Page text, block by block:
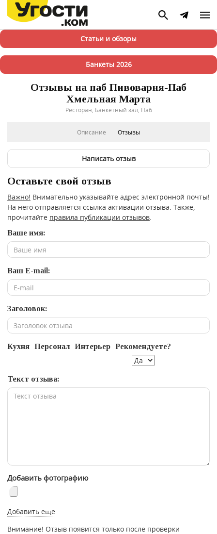
Статьи и обзоры
Банкеты 2026
Отзывы на паб Пивоварня-Паб
Хмельная Марта
Ресторан, Банкетный зал, Паб
Описание Отзывы
Написать отзыв
Оставьте свой отзыв
Важно! Внимательно указывайте адрес электронной почты!
На него отправляется ссылка активации отзыва. Также,
прочитайте правила публикации отзывов.
Ваше имя:
Ваш E-mail:
Заголовок:
Кухня Персонал Интерьер Рекомендуете?
Текст отзыва:
Добавить фотографию
Добавить еще
Внимание! Отзыв появится только после проверки